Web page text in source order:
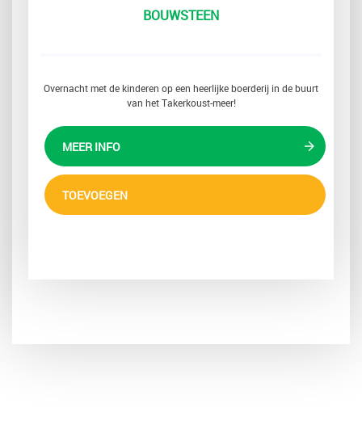
BOUWSTEEN
Overnacht met de kinderen op een heerlijke boerderij in de buurt
van het Takerkoust-meer!
MEER INFO
TOEVOEGEN